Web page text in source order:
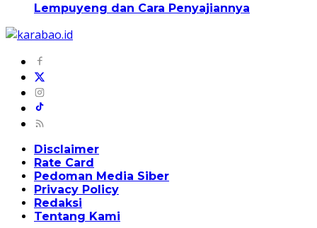
Lempuyeng dan Cara Penyajiannya
Disclaimer
Rate Card
Pedoman Media Siber
Privacy Policy
Redaksi
Tentang Kami